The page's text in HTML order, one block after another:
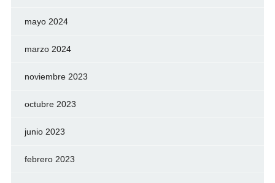
mayo 2024
marzo 2024
noviembre 2023
octubre 2023
junio 2023
febrero 2023